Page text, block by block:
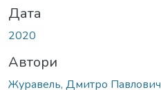
Дата
2020
Автори
Журавель, Дмитро Павлович